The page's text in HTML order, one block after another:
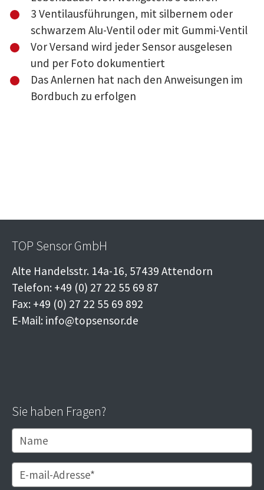
3 Ventilausführungen, mit silbernem oder
schwarzem Alu-Ventil oder mit Gummi-Ventil
Vor Versand wird jeder Sensor ausgelesen
und per Foto dokumentiert
Das Anlernen hat nach den Anweisungen im
Bordbuch zu erfolgen
TOP Sensor GmbH
Alte Handelsstr. 14a-16, 57439 Attendorn
Telefon: +49 (0) 27 22 55 69 87
Fax: +49 (0) 27 22 55 69 892
E-Mail: info@topsensor.de
Sie haben Fragen?